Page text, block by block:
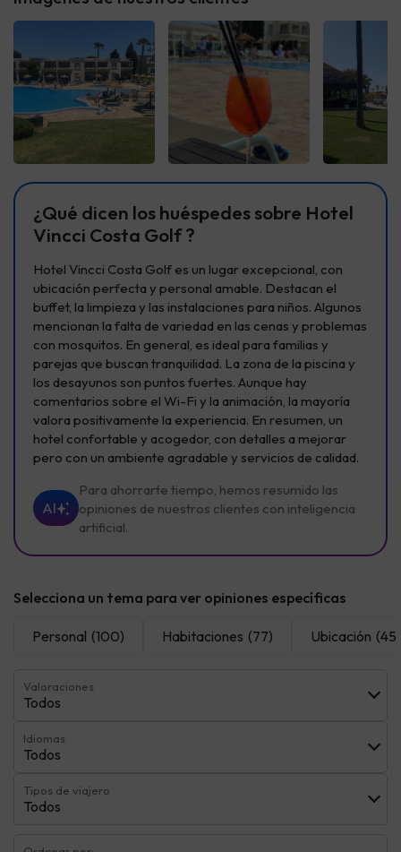
¿Qué dicen los huéspedes sobre Hotel
Vincci Costa Golf ?
Hotel Vincci Costa Golf es un lugar excepcional, con
ubicación perfecta y personal amable. Destacan el
buffet, la limpieza y las instalaciones para niños. Algunos
mencionan la falta de variedad en las cenas y problemas
con mosquitos. En general, es ideal para familias y
parejas que buscan tranquilidad. La zona de la piscina y
los desayunos son puntos fuertes. Aunque hay
comentarios sobre el Wi-Fi y la animación, la mayoría
valora positivamente la experiencia. En resumen, un
hotel confortable y acogedor, con detalles a mejorar
pero con un ambiente agradable y servicios de calidad.
AI
Para ahorrarte tiempo, hemos resumido las
opiniones de nuestros clientes con inteligencia
artificial.
Selecciona un tema para ver opiniones específicas
Personal (100) Habitaciones (77) Ubicación (45)
Valoraciones
Todos
Idiomas
Todos
Tipos de viajero
Todos